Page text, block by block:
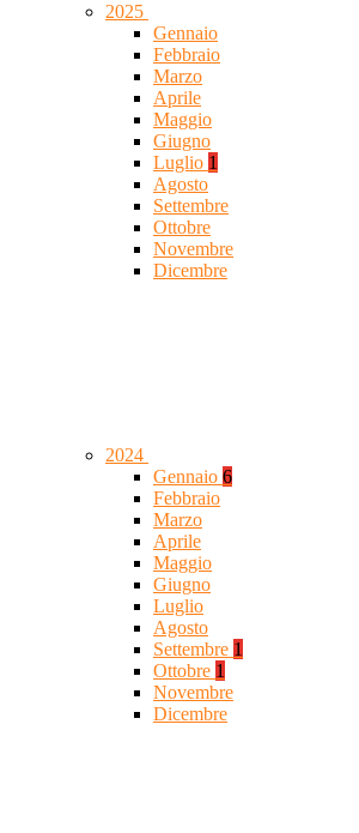
2025
Gennaio
Febbraio
Marzo
Aprile
Maggio
Giugno
Luglio 1
Agosto
Settembre
Ottobre
Novembre
Dicembre
2024
Gennaio 6
Febbraio
Marzo
Aprile
Maggio
Giugno
Luglio
Agosto
Settembre 1
Ottobre 1
Novembre
Dicembre